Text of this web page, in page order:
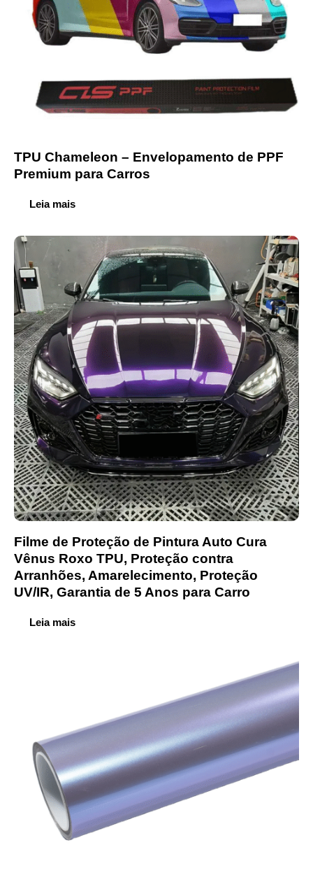
TPU Chameleon – Envelopamento de PPF
Premium para Carros
Leia mais
Filme de Proteção de Pintura Auto Cura
Vênus Roxo TPU, Proteção contra
Arranhões, Amarelecimento, Proteção
UV/IR, Garantia de 5 Anos para Carro
Leia mais